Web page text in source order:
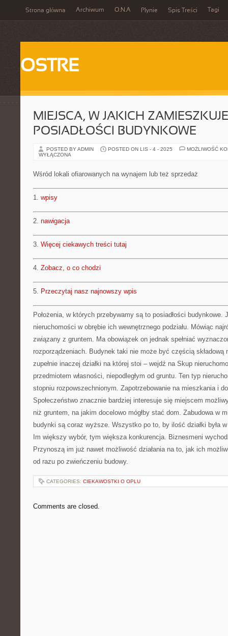
Strona główna Archiwum O.N.A Płynie Spis Treści Tagi
OSTRE
MIEJSCA, W JAKICH
POSIADŁOŚCI BUDYNKOWE
POSTED BY ADMIN POSTED ON LIS - 4 - 2025
MOŻLIWOŚĆ
WYŁĄCZONA
Wśród lokali ofiarowanych na wynajem lub też sprzedaż
1. wpisy
2. nawigacja
3. Więcej ciekawych treści tutaj
4. Zobacz, o co chodzi
5. Przeczytaj nasz najnowszy wpis
Położenia, w których przebywamy są to posiadłości budynkowe.
nieruchomości w obrębie ich wewnętrznego podziału. Mówiąc
związany z gruntem. Ma obowiązek on jednak spełniać
rozporządzeniach. Budynek taki nie może być częścią składową
zupełnie inaczej działki na której stoi – wejdź na Skup
przedmiotem własności, niepodległym od gruntu. Ten typ
stopniu rozpowszechnionym. Zapotrzebowanie na mieszkania i
Społeczeństwo znacznie bardziej interesuje się miejscem
niż gruntem, na jakim docelowo mógłby stać dom. Zabudowa w
budynki są coraz wyższe. Wszystko po to, by ilość działki była
Im większy wybór, tym większa konkurencja. Biznesmeni
Przynoszą im już nawet możliwość działania na to, jak ich
od razu po zwieńczeniu budowy.
CATEGORIES: CIEKAWOSTKI O OPLU
Comments are closed.